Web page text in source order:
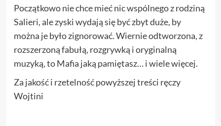
Początkowo nie chce mieć nic wspólnego z rodziną
Salieri, ale zyski wydają się być zbyt duże, by
można je było zignorować. Wiernie odtworzona, z
rozszerzoną fabułą, rozgrywką i oryginalną
muzyką, to Mafia jaką pamiętasz… i wiele więcej.
Za jakość i rzetelność powyższej treści ręczy
Wojtini